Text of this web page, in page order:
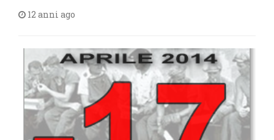
12 anni ago